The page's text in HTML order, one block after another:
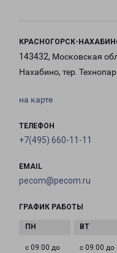
КРАСНОГОРСК-
143432, Московская
Нахабино, тер.
на карте
ТЕЛЕФОН
+7(495) 660-11-11
EMAIL
pecom@pecom.ru
ГРАФИК РАБОТЫ
с 09:00 до
с 09:00 до